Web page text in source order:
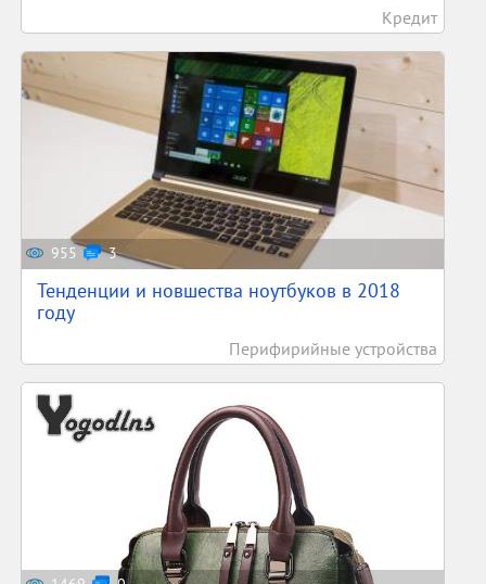
Кредит
955 3
Тенденции и новшества ноутбуков в 2018
году
Перифирийные устройства